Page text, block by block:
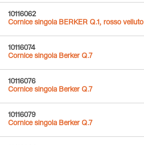
10116062
Cornice singola BERKER Q.1, rosso velluto
10116074
Cornice singola Berker Q.7
10116076
Cornice singola Berker Q.7
10116079
Cornice singola Berker Q.7